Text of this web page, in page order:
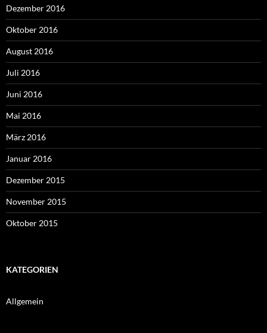
Dezember 2016
Oktober 2016
August 2016
Juli 2016
Juni 2016
Mai 2016
März 2016
Januar 2016
Dezember 2015
November 2015
Oktober 2015
KATEGORIEN
Allgemein